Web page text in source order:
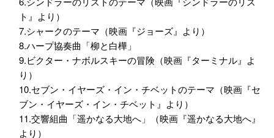
ト』より）
7.シャークのテーマ（映画『ジョーズ』より）
8.ハープ協奏曲「柳と白樺」
9.ビクター・ナボルスキーの冒険（映画『ターミナル』よ
り）
10.セブン・イヤーズ・イン・チベットのテーマ（映画『セ
ブン・イヤーズ・イン・チベット』より）
11.交響組曲「遥かなる大地へ」（映画『遥かなる大地へ』
より）